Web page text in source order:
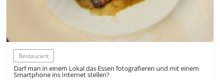
Restaurant
Darf man in einem Lokal das Essen fotografieren und mit einem
Smartphone ins Internet stellen?